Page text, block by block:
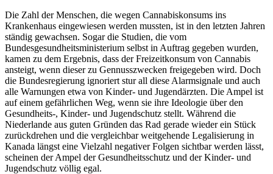
Die Zahl der Menschen, die wegen Cannabiskonsums ins
Krankenhaus eingewiesen werden mussten, ist in den letzten Jahren
ständig gewachsen. Sogar die Studien, die vom
Bundesgesundheitsministerium selbst in Auftrag gegeben wurden,
kamen zu dem Ergebnis, dass der Freizeitkonsum von Cannabis
ansteigt, wenn dieser zu Gennusszwecken freigegeben wird. Doch
die Bundesregierung ignoriert stur all diese Alarmsignale und auch
alle Warnungen etwa von Kinder- und Jugendärzten. Die Ampel ist
auf einem gefährlichen Weg, wenn sie ihre Ideologie über den
Gesundheits-, Kinder- und Jugendschutz stellt. Während die
Niederlande aus guten Gründen das Rad gerade wieder ein Stück
zurückdrehen und die vergleichbar weitgehende Legalisierung in
Kanada längst eine Vielzahl negativer Folgen sichtbar werden lässt,
scheinen der Ampel der Gesundheitsschutz und der Kinder- und
Jugendschutz völlig egal.